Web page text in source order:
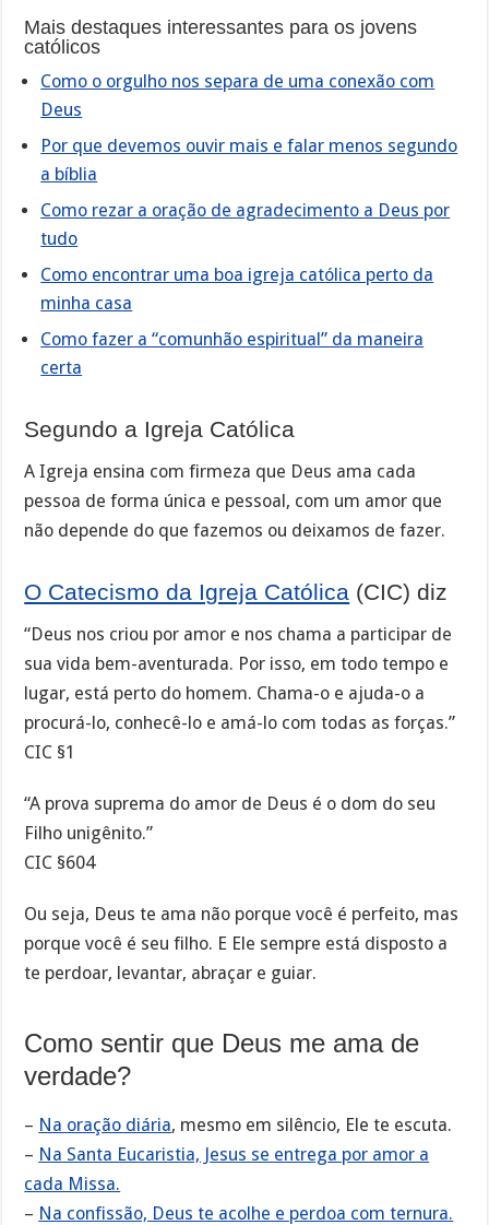
Mais destaques interessantes para os jovens
católicos
Como o orgulho nos separa de uma conexão com
Deus
Por que devemos ouvir mais e falar menos segundo
a bíblia
Como rezar a oração de agradecimento a Deus por
tudo
Como encontrar uma boa igreja católica perto da
minha casa
Como fazer a “comunhão espiritual” da maneira
certa
Segundo a Igreja Católica
A Igreja ensina com firmeza que Deus ama cada
pessoa de forma única e pessoal, com um amor que
não depende do que fazemos ou deixamos de fazer.
O Catecismo da Igreja Católica (CIC) diz
“Deus nos criou por amor e nos chama a participar de
sua vida bem-aventurada. Por isso, em todo tempo e
lugar, está perto do homem. Chama-o e ajuda-o a
procurá-lo, conhecê-lo e amá-lo com todas as forças.”
CIC §1
“A prova suprema do amor de Deus é o dom do seu
Filho unigênito.”
CIC §604
Ou seja, Deus te ama não porque você é perfeito, mas
porque você é seu filho. E Ele sempre está disposto a
te perdoar, levantar, abraçar e guiar.
Como sentir que Deus me ama de
verdade?
– Na oração diária, mesmo em silêncio, Ele te escuta.
– Na Santa Eucaristia, Jesus se entrega por amor a
cada Missa.
– Na confissão, Deus te acolhe e perdoa com ternura.